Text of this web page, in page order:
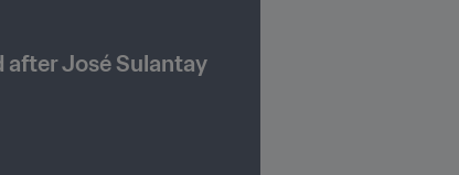
José Sulantay